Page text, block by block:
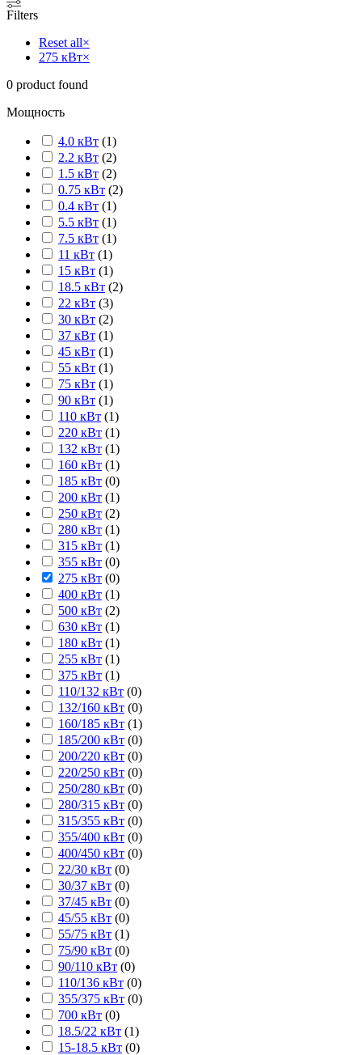
Filters
Reset all×
275 кВт×
0 product found
Мощность
4.0 кВт (1)
2.2 кВт (2)
1.5 кВт (2)
0.75 кВт (2)
0.4 кВт (1)
5.5 кВт (1)
7.5 кВт (1)
11 кВт (1)
15 кВт (1)
18.5 кВт (2)
22 кВт (3)
30 кВт (2)
37 кВт (1)
45 кВт (1)
55 кВт (1)
75 кВт (1)
90 кВт (1)
110 кВт (1)
220 кВт (1)
132 кВт (1)
160 кВт (1)
185 кВт (0)
200 кВт (1)
250 кВт (2)
280 кВт (1)
315 кВт (1)
355 кВт (0)
275 кВт (0)
400 кВт (1)
500 кВт (2)
630 кВт (1)
180 кВт (1)
255 кВт (1)
375 кВт (1)
110/132 кВт (0)
132/160 кВт (0)
160/185 кВт (1)
185/200 кВт (0)
200/220 кВт (0)
220/250 кВт (0)
250/280 кВт (0)
280/315 кВт (0)
315/355 кВт (0)
355/400 кВт (0)
400/450 кВт (0)
22/30 кВт (0)
30/37 кВт (0)
37/45 кВт (0)
45/55 кВт (0)
55/75 кВт (1)
75/90 кВт (0)
90/110 кВт (0)
110/136 кВт (0)
355/375 кВт (0)
700 кВт (0)
18.5/22 кВт (1)
15-18.5 кВт (0)